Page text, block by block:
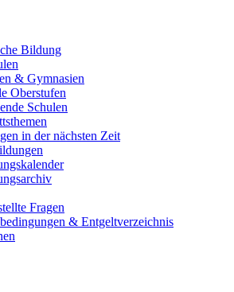
Bildung
& Gymnasien
Oberstufen
Schulen
in der nächsten Zeit
Fragen
& Entgeltverzeichnis